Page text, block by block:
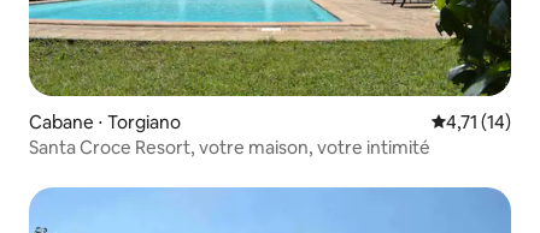
Cabane ⋅ Torgiano Évaluation
4,71 (14)
Santa Croce Resort, votre maison, votre intimité